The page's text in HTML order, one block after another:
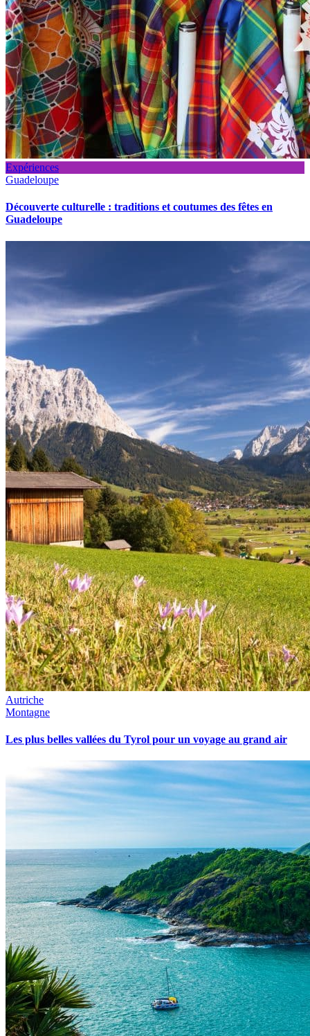
Expériences
Guadeloupe
Découverte culturelle : traditions et coutumes des fêtes en
Guadeloupe
Autriche
Montagne
Les plus belles vallées du Tyrol pour un voyage au grand air